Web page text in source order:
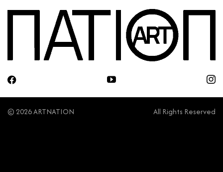
© 2026 ARTNATION All Rights Reserved